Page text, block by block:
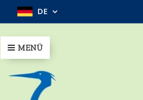
DE
MENÜ